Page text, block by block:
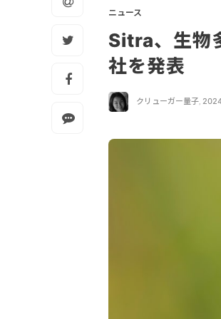
ニュース
Sitra、生物
社を発表
クリューガー量子,